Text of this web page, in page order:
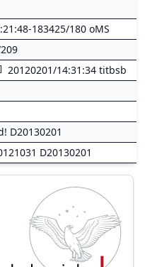
183425/180 oMS
] 20120201/14:31:34 titbsb
D20130201
D20130201